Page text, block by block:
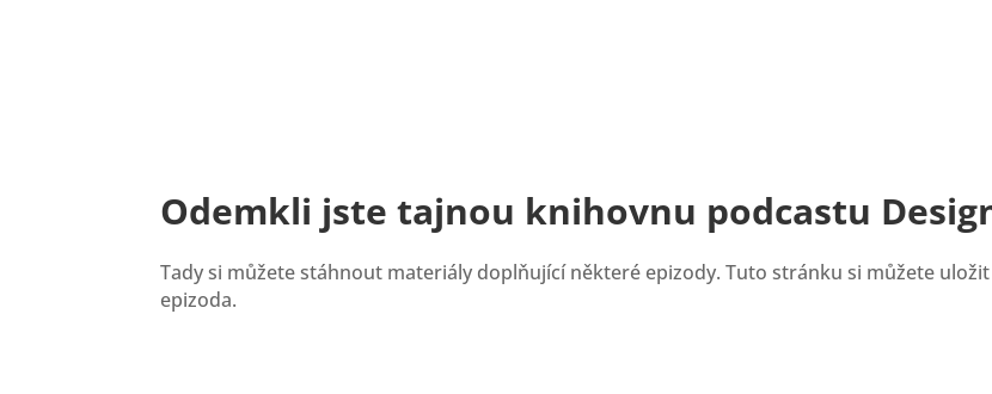
Odemkli jste tajnou knihovnu podcastu
Tady si můžete stáhnout materiály doplňující některé epizody. Tuto stránku si můžete
epizoda.